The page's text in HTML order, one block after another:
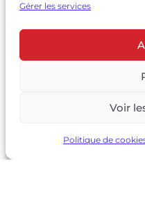
Gérer les services
Voir
Politique de
© 2026
Mentions légales|
L’ABUS D’ALCOOL EST